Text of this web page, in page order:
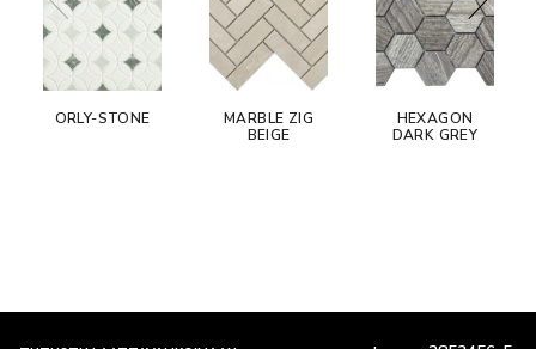
ORLY-STONE
MARBLE ZIG
BEIGE
HEXAGON
DARK GREY